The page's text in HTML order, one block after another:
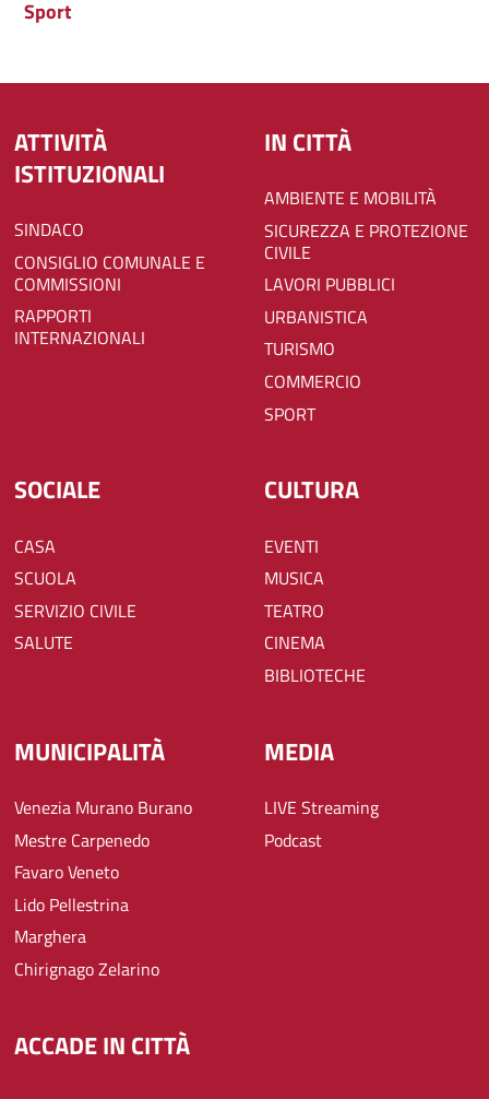
Sport
ATTIVITÀ
ISTITUZIONALI
SINDACO
CONSIGLIO COMUNALE E
COMMISSIONI
RAPPORTI
INTERNAZIONALI
IN CITTÀ
AMBIENTE E MOBILITÀ
SICUREZZA E PROTEZIONE
CIVILE
LAVORI PUBBLICI
URBANISTICA
TURISMO
COMMERCIO
SPORT
SOCIALE
CASA
SCUOLA
SERVIZIO CIVILE
SALUTE
CULTURA
EVENTI
MUSICA
TEATRO
CINEMA
BIBLIOTECHE
MUNICIPALITÀ
Venezia Murano Burano
Mestre Carpenedo
Favaro Veneto
Lido Pellestrina
Marghera
Chirignago Zelarino
MEDIA
LIVE Streaming
Podcast
ACCADE IN CITTÀ